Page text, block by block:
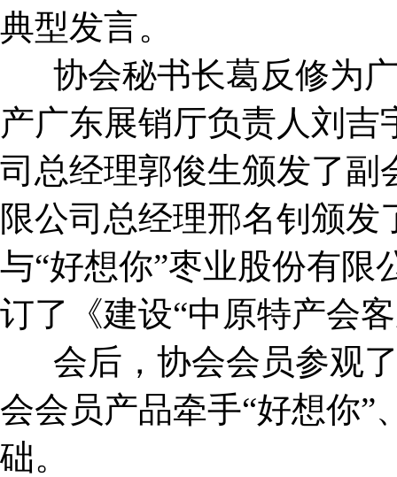
典型发言。
协会秘书长葛反修为广
产广东展销厅负责人刘
司总经理郭俊生颁发了副
限公司总经理邢名钊颁
与“好想你”枣业股份有限
订了《建设“中原特产会
会后，协会会员参观了
会会员产品牵手“好想你”
础。